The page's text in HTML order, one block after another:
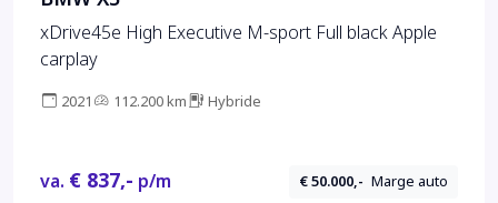
xDrive45e High Executive M-sport Full black Apple
carplay
2021 112.200 km Hybride
va. € 837,- p/m € 50.000,- Marge auto